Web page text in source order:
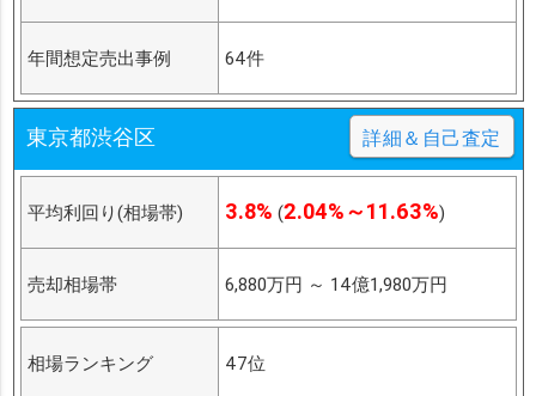
年間想定売出事例 64件
東京都渋谷区 詳細＆自己査定
平均利回り(相場帯) 3.8% (2.04%～11.63%)
売却相場帯 6,880万円 ～ 14億1,980万円
相場ランキング 47位